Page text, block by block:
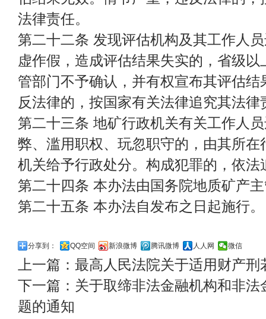
法律责任。
第二十二条 发现评估机构及其工作人
虚作假，造成评估结果失实的，省级
管部门不予确认，并有权宣布其评估
反法律的，按国家有关法律追究其法律
第二十三条 地矿行政机关有关工作人
弊、滥用职权、玩忽职守的，由其所
机关给予行政处分。构成犯罪的，依法
第二十四条 本办法由国务院地质矿产
第二十五条 本办法自发布之日起施行。
分享到： QQ空间 新浪微博 腾讯微博 人人网 微信
上一篇： 最高人民法院关于适用财产刑
下一篇： 关于取缔非法金融机构和非
题的通知